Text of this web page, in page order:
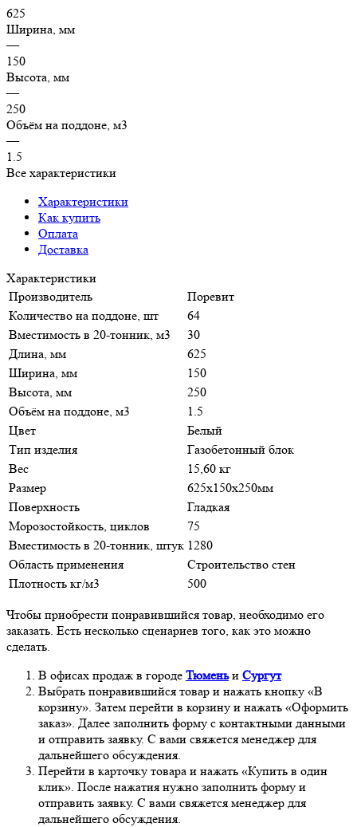
625
Ширина, мм
—
150
Высота, мм
—
250
Объём на поддоне, м3
—
1.5
Все характеристики
Характеристики
Как купить
Оплата
Доставка
Характеристики
Производитель
Поревит
Количество на поддоне, шт
64
Вместимость в 20-тонник, м3
30
Длина, мм
625
Ширина, мм
150
Высота, мм
250
Объём на поддоне, м3
1.5
Цвет
Белый
Тип изделия
Газобетонный блок
Вес
15,60 кг
Размер
625х150х250мм
Поверхность
Гладкая
Морозостойкость, циклов
75
Вместимость в 20-тонник, штук 1280
Область применения
Строительство стен
Плотность кг/м3
500
Чтобы приобрести понравившийся товар, необходимо его
заказать. Есть несколько сценариев того, как это можно
сделать.
В офисах продаж в городе Тюменьи Сургут
Выбрать понравившийся товар и нажать кнопку «В
корзину». Затем перейти в корзину и нажать «Оформить
заказ». Далее заполнить форму с контактными данными
и отправить заявку. С вами свяжется менеджер для
дальнейшего обсуждения.
Перейти в карточку товара и нажать «Купить в один
клик». После нажатия нужно заполнить форму и
отправить заявку. С вами свяжется менеджер для
дальнейшего обсуждения.